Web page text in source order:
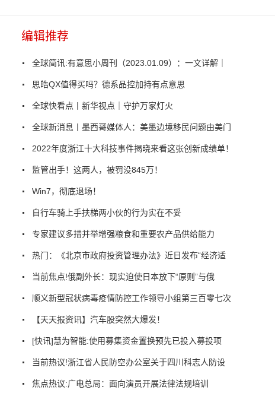
编辑推荐
全球简讯:有意思小周刊（2023.01.09）：一文详解｜
思皓QX值得买吗？德系品控加持有点意思
全球快看点丨新华视点｜守护万家灯火
全球新消息丨墨西哥媒体人：美墨边境移民问题由美门
2022年度浙江十大科技事件揭晓来看这张创新成绩单！
监管出手！这两人，被罚没845万！
Win7，彻底退场！
自行车骑上手扶梯两小伙的行为实在不妥
专家建议多措并举增强粮食和重要农产品供给能力
热门：《北京市政府投资管理办法》近日发布“经济适
当前焦点!俄副外长：现实迫使日本放下“原则”与俄
顺义新型冠状病毒疫情防控工作领导小组第三百零七次
【天天报资讯】汽车股突然大爆发！
[快讯]慧为智能:使用募集资金置换预先已投入募投项
当前热议!浙江省人民防空办公室关于四川科志人防设
焦点热议:广电总局：面向演员开展法律法规培训